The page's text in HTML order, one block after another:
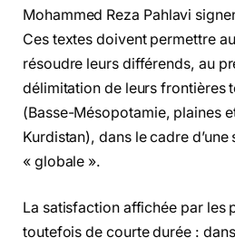
Mohammed Reza Pahlavi
Ces textes doivent permettre
résoudre leurs différends, au
délimitation de leurs frontières
(Basse-Mésopotamie, plaines
Kurdistan), dans le cadre
« globale ».
La satisfaction affichée par les
toutefois de courte durée :